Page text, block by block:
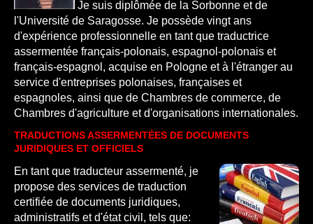
Je suis diplômée de la Sorbonne et de
l'Université de Saragosse. Je possède vingt ans
d'expérience professionnelle en tant que traductrice
assermentée français-polonais, espagnol-polonais et
français-espagnol, acquise en Pologne et à l'étranger au
service d'entreprises polonaises, françaises et
espagnoles, ainsi que de Chambres de commerce, de
Chambres d'agriculture et d'organisations internationales.
TRADUCTIONS ASSERMENTÉES DE DOCUMENTS
JURIDIQUES ET OFFICIELS
En tant que traducteur assermenté, je
propose des services de traduction
certifiée de documents juridiques,
administratifs et d'état civil, tels que: